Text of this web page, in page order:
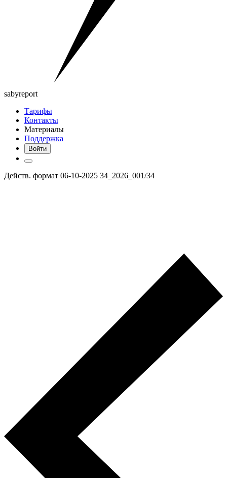
sabyreport
Тарифы
Контакты
Материалы
Поддержка
Войти
Действ. формат 06-10-2025 34_2026_001/34